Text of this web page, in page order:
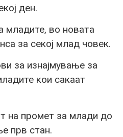
ден.
во новата
за секој млад човек.
за изнајмување за
кои сакаат
на промет за млади до
прв стан.